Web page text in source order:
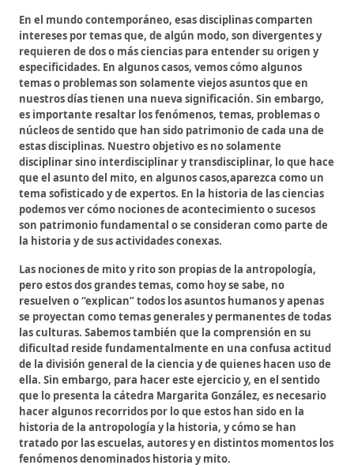
En el mundo contemporáneo, esas disciplinas comparten
intereses por temas que, de algún modo, son divergentes y
requieren de dos o más ciencias para entender su origen y
especificidades. En algunos casos, vemos cómo algunos
temas o problemas son solamente viejos asuntos que en
nuestros días tienen una nueva significación. Sin embargo,
es importante resaltar los fenómenos, temas, problemas o
núcleos de sentido que han sido patrimonio de cada una de
estas disciplinas. Nuestro objetivo es no solamente
disciplinar sino interdisciplinar y transdisciplinar, lo que hace
que el asunto del mito, en algunos casos,aparezca como un
tema sofisticado y de expertos. En la historia de las ciencias
podemos ver cómo nociones de acontecimiento o sucesos
son patrimonio fundamental o se consideran como parte de
la historia y de sus actividades conexas.
Las nociones de mito y rito son propias de la antropología,
pero estos dos grandes temas, como hoy se sabe, no
resuelven o “explican” todos los asuntos humanos y apenas
se proyectan como temas generales y permanentes de todas
las culturas. Sabemos también que la comprensión en su
dificultad reside fundamentalmente en una confusa actitud
de la división general de la ciencia y de quienes hacen uso de
ella. Sin embargo, para hacer este ejercicio y, en el sentido
que lo presenta la cátedra Margarita González, es necesario
hacer algunos recorridos por lo que estos han sido en la
historia de la antropología y la historia, y cómo se han
tratado por las escuelas, autores y en distintos momentos los
fenómenos denominados historia y mito.